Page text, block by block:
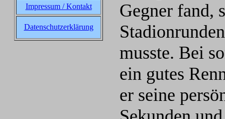
Impressum / Kontakt
Datenschutzerklärung
Gegner fand,
musste. Bei
ein gutes
er seine